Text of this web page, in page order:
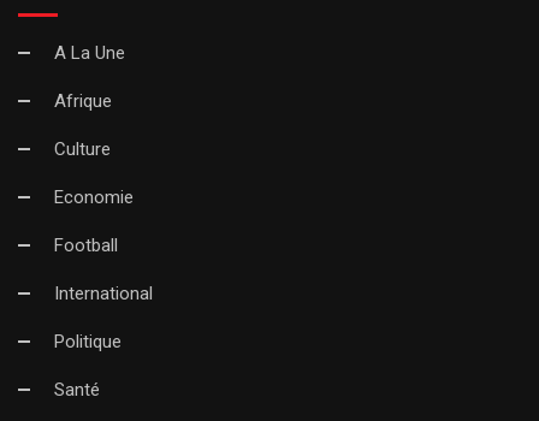
A La Une
Afrique
Culture
Economie
Football
International
Politique
Santé